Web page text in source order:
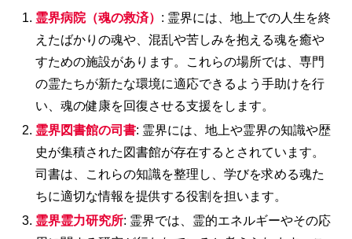
霊界病院（魂の救済） : 霊界には、地上での人生を終
えたばかりの魂や、混乱や苦しみを抱える魂を癒や
すための施設があります。これらの場所では、専門
の霊たちが新たな環境に適応できるよう手助けを行
い、魂の健康を回復させる支援をします。
霊界図書館の司書: 霊界には、地上や霊界の知識や歴
史が集積された図書館が存在するとされています。
司書は、これらの知識を整理し、学びを求める魂た
ちに適切な情報を提供する役割を担います。
霊界霊力研究所: 霊界では、霊的エネルギーやその応